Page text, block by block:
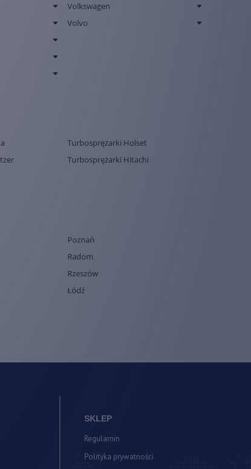
Volkswagen
Volvo
Turbosprężarki Holset
Turbosprężarki Hitachi
Poznań
Radom
Rzeszów
Łódź
SKLEP
Regulamin
Polityka prywatności